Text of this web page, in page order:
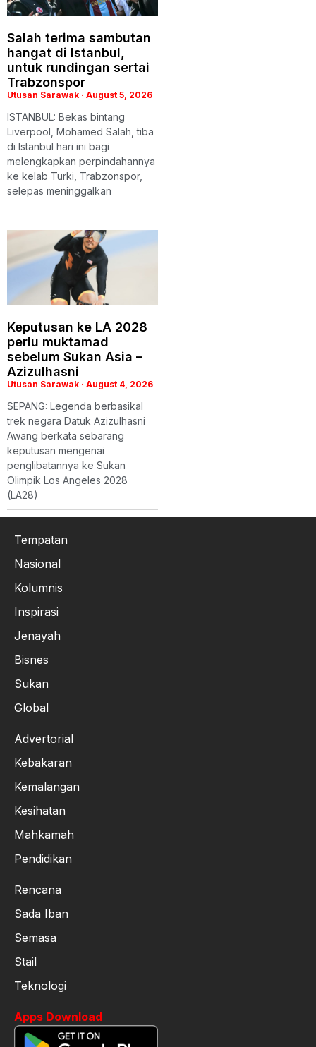
Salah terima sambutan
hangat di Istanbul,
untuk rundingan sertai
Trabzonspor
Utusan Sarawak August 5, 2026
ISTANBUL: Bekas bintang
Liverpool, Mohamed Salah, tiba
di Istanbul hari ini bagi
melengkapkan perpindahannya
ke kelab Turki, Trabzonspor,
selepas meninggalkan
Keputusan ke LA 2028
perlu muktamad
sebelum Sukan Asia –
Azizulhasni
Utusan Sarawak August 4, 2026
SEPANG: Legenda berbasikal
trek negara Datuk Azizulhasni
Awang berkata sebarang
keputusan mengenai
penglibatannya ke Sukan
Olimpik Los Angeles 2028
(LA28)
Tempatan
Nasional
Kolumnis
Inspirasi
Jenayah
Bisnes
Sukan
Global
Advertorial
Kebakaran
Kemalangan
Kesihatan
Mahkamah
Pendidikan
Rencana
Sada Iban
Semasa
Stail
Teknologi
Apps Download